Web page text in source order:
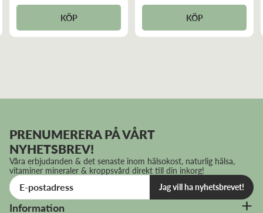
KÖP KÖP
PRENUMERERA PÅ VÅRT
NYHETSBREV!
Våra erbjudanden & det senaste inom hälsokost, naturlig hälsa,
vitaminer mineraler & kroppsvård direkt till din inkorg!
Jag vill ha nyhetsbrevet!
Information